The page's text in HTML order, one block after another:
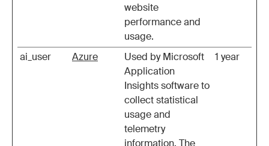
website
performance and
usage.
ai_user Azure
Used by Microsoft
Application
Insights software to
collect statistical
usage and
telemetry
information. The
1 year